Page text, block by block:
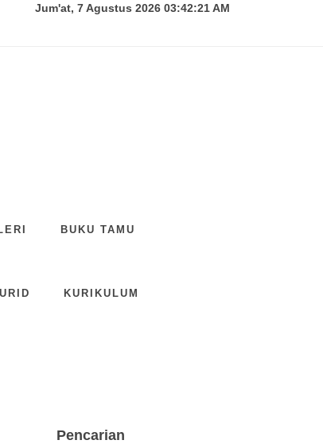
Jum'at, 7 Agustus 2026 03:42:22 AM
BUKU TAMU
KURIKULUM
Pencarian